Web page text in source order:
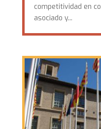
competitividad en
asociado y...